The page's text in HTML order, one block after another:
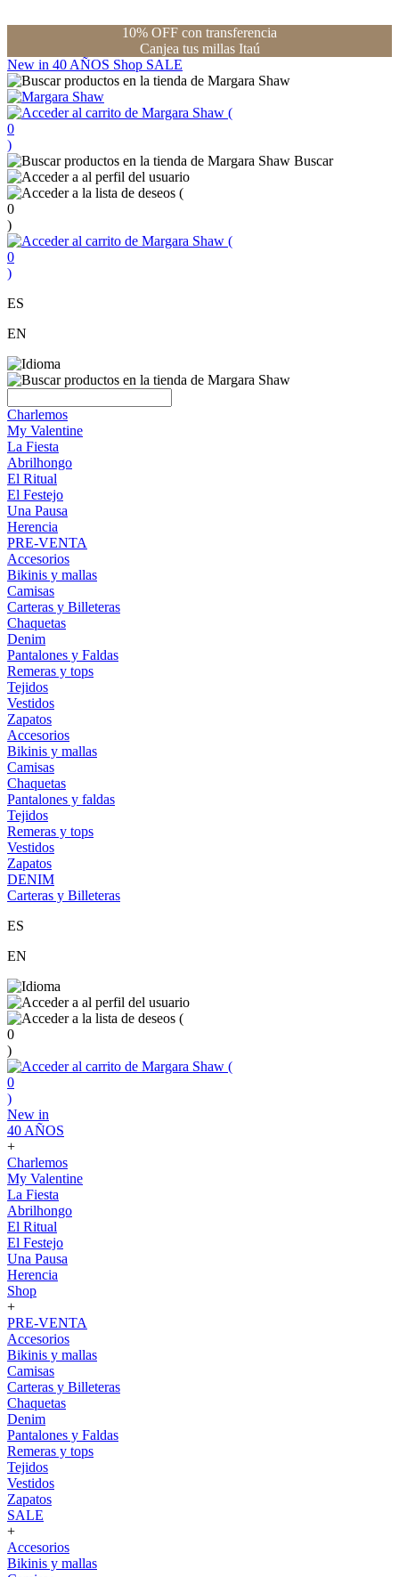
10% OFF con transferencia
Canjea tus millas Itaú
New in 40 AÑOS Shop SALE
(
0
)
Buscar
(
0
)
(
0
)
ES
EN
Charlemos
My Valentine
La Fiesta
Abrilhongo
El Ritual
El Festejo
Una Pausa
Herencia
PRE-VENTA
Accesorios
Bikinis y mallas
Camisas
Carteras y Billeteras
Chaquetas
Denim
Pantalones y Faldas
Remeras y tops
Tejidos
Vestidos
Zapatos
Accesorios
Bikinis y mallas
Camisas
Chaquetas
Pantalones y faldas
Tejidos
Remeras y tops
Vestidos
Zapatos
DENIM
Carteras y Billeteras
ES
EN
(
0
)
(
0
)
New in
40 AÑOS
+
Charlemos
My Valentine
La Fiesta
Abrilhongo
El Ritual
El Festejo
Una Pausa
Herencia
Shop
+
PRE-VENTA
Accesorios
Bikinis y mallas
Camisas
Carteras y Billeteras
Chaquetas
Denim
Pantalones y Faldas
Remeras y tops
Tejidos
Vestidos
Zapatos
SALE
+
Accesorios
Bikinis y mallas